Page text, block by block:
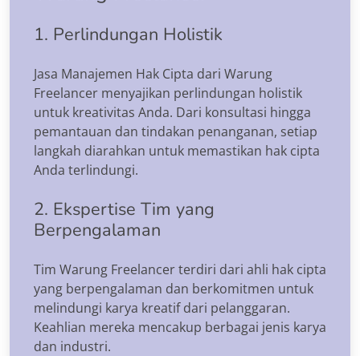
1. Perlindungan Holistik
Jasa Manajemen Hak Cipta dari Warung
Freelancer menyajikan perlindungan holistik
untuk kreativitas Anda. Dari konsultasi hingga
pemantauan dan tindakan penanganan, setiap
langkah diarahkan untuk memastikan hak cipta
Anda terlindungi.
2. Ekspertise Tim yang
Berpengalaman
Tim Warung Freelancer terdiri dari ahli hak cipta
yang berpengalaman dan berkomitmen untuk
melindungi karya kreatif dari pelanggaran.
Keahlian mereka mencakup berbagai jenis karya
dan industri.